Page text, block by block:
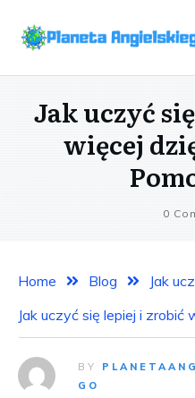
Jak uczyć
więcej
0
Home Blog
Jak
BY
GO